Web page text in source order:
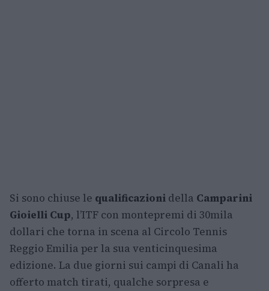
Si sono chiuse le qualificazioni della Camparini
Gioielli Cup, l’ITF con montepremi di 30mila
dollari che torna in scena al Circolo Tennis
Reggio Emilia per la sua venticinquesima
edizione. La due giorni sui campi di Canali ha
offerto match tirati, qualche sorpresa e